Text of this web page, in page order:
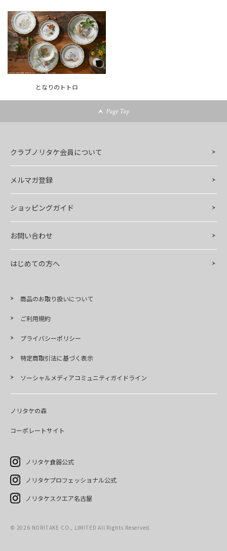
となりのトトロ
Page Top
クラブノリタケ会員について
メルマガ登録
ショッピングガイド
お問い合わせ
はじめての方へ
商品のお取り扱いについて
ご利用規約
プライバシーポリシー
特定商取引法に基づく表示
ソーシャルメディアコミュニティガイドライン
ノリタケの森
コーポレートサイト
ノリタケ食器公式
ノリタケプロフェッショナル公式
ノリタケスクエア名古屋
© 2026 NORITAKE CO., LIMITED All Rights Reserved.